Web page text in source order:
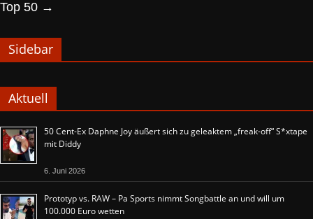
Top 50 →
Sidebar
Aktuell
50 Cent-Ex Daphne Joy äußert sich zu geleaktem „freak-off“ S*xtape
mit Diddy
6. Juni 2026
Prototyp vs. RAW – Pa Sports nimmt Songbattle an und will um
100.000 Euro wetten